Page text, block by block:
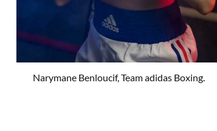
Narymane Benloucif, Team adidas Boxing.